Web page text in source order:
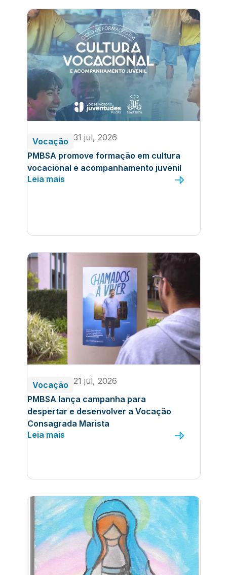
Vocação 31 jul, 2026
PMBSA promove formação em cultura
vocacional e acompanhamento juvenil
Leia mais
Vocação 21 jul, 2026
PMBSA lança campanha para
despertar e desenvolver a Vocação
Consagrada Marista
Leia mais